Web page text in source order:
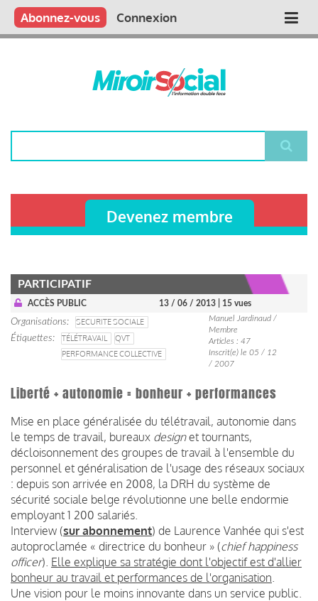
Aller
contenu
Main
Qui sommes nous ?
Vous publiez
Nous publions
Contactez-nous
Abonnez-vous Connexion
Devenez membre
PARTICIPATIF
ACCÈS PUBLIC 13 / 06 / 2013 | 15 vues
Organisations
SECURITE SOCIALE
Étiquettes
TÉLÉTRAVAIL
QVT
PERFORMANCE COLLECTIVE
Manuel Jardinaud /
Membre
Articles : 47
Inscrit(e) le 05 / 12
/ 2007
Liberté + autonomie = bonheur + performances
Mise en place généralisée du télétravail, autonomie dans
le temps de travail, bureaux designet tournants,
décloisonnement des groupes de travail à l'ensemble du
personnel et généralisation de l'usage des réseaux sociaux
: depuis son arrivée en 2008, la DRH du système de
sécurité sociale belge révolutionne une belle endormie
employant 1 200 salariés.
Interview (sur abonnement) de Laurence Vanhée qui s'est
autoproclamée « directrice du bonheur » (chief happiness
officer). Elle explique sa stratégie dont l'objectif est d'allier
bonheur au travail et performances de l'organisation
Une vision pour le moins innovante dans un service public.